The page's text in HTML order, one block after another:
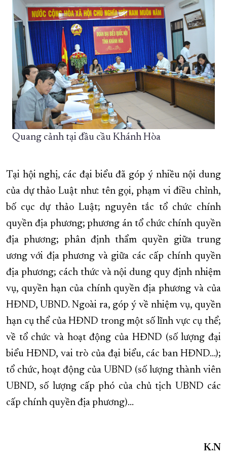
Quang cảnh tại đầu cầu Khánh Hòa
Tại hội nghị, các đại biểu đã góp ý nhiều nội dung
của dự thảo Luật như: tên gọi, phạm vi điều chỉnh,
bố cục dự thảo Luật; nguyên tắc tổ chức chính
quyền địa phương; phương án tổ chức chính quyền
địa phương; phân định thẩm quyền giữa trung
ương với địa phương và giữa các cấp chính quyền
địa phương; cách thức và nội dung quy định nhiệm
vụ, quyền hạn của chính quyền địa phương và của
HĐND, UBND. Ngoài ra, góp ý về nhiệm vụ, quyền
hạn cụ thể của HĐND trong một số lĩnh vực cụ thể;
về tổ chức và hoạt động của HĐND (số lượng đại
biểu HĐND, vai trò của đại biểu, các ban HĐND…);
tổ chức, hoạt động của UBND (số lượng thành viên
UBND, số lượng cấp phó của chủ tịch UBND các
cấp chính quyền địa phương)…
K.N